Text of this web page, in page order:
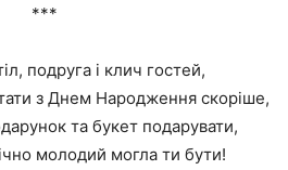
***
подруга і клич гостей,
з Днем Народження скоріше,
та букет подарувати,
молодий могла ти бути!